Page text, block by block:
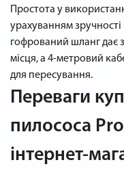
Простота у
урахуванням
гофрований шланг дає
місця, а 4-метровий
для пересування.
Переваги
пилососа
інтернет-